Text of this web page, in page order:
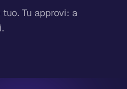
Tu approvi: a